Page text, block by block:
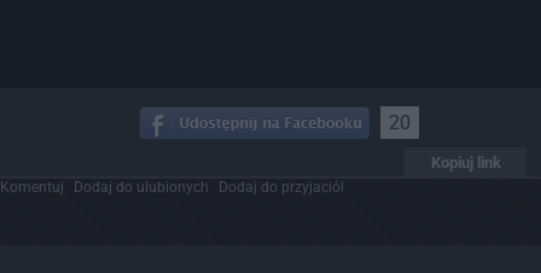
20
Kopiuj link
Komentuj Dodaj do ulubionych Dodaj do przyjaciół